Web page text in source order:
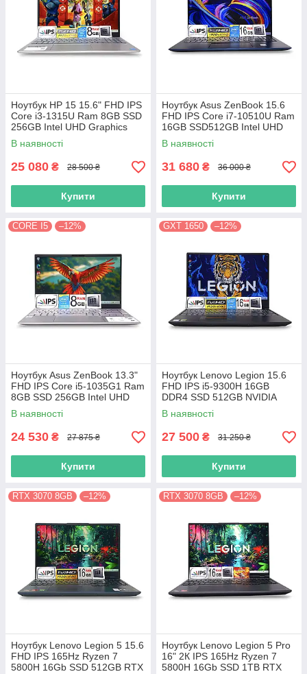
Ноутбук HP 15 15.6" FHD IPS
Сore i3-1315U Ram 8GB SSD
256GB Intel UHD Graphics
В наявності
25 080 ₴ 28 500 ₴
Купити
Ноутбук Asus ZenBook 15.6
FHD IPS Core i7-10510U Ram
16GB SSD512GB Intel UHD
Graphics
В наявності
31 680 ₴ 36 000 ₴
Купити
CORE I5 –12%
Ноутбук Asus ZenBook 13.3"
FHD IPS Core i5-1035G1 Ram
8GB SSD 256GB Intel UHD
Graphics
В наявності
24 530 ₴ 27 875 ₴
Купити
GXT 1650 –12%
Ноутбук Lenovo Legion 15.6
FHD IPS i5-9300H 16GB
DDR4 SSD 512GB NVIDIA
GTX1650
В наявності
27 500 ₴ 31 250 ₴
Купити
RTX 3070 8GB –12%
Ноутбук Lenovo Legion 5 15.6
FHD IPS 165Hz Ryzen 7
5800H 16Gb SSD 512GB RTX
RTX 3070 8GB –12%
Ноутбук Lenovo Legion 5 Pro
16" 2К IPS 165Hz Ryzen 7
5800H 16Gb SSD 1TB RTX